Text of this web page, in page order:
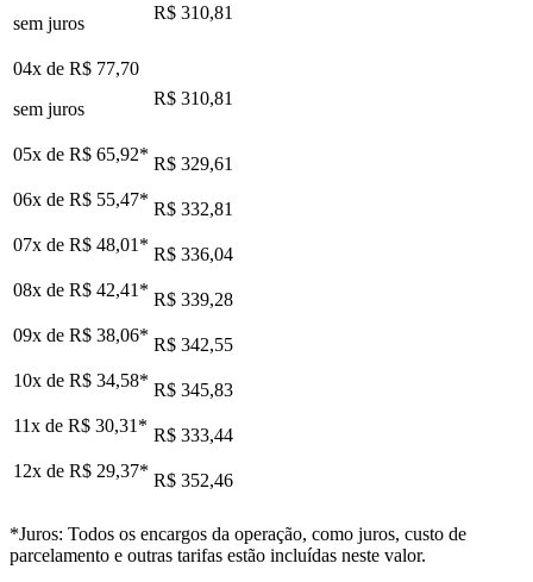
sem juros
R$ 310,81
04x de R$ 77,70
sem juros
R$ 310,81
05x de R$ 65,92* R$ 329,61
06x de R$ 55,47* R$ 332,81
07x de R$ 48,01 * R$ 336,04
08x de R$ 42,41 * R$ 339,28
09x de R$ 38,06* R$ 342,55
10x de R$ 34,58* R$ 345,83
11x de R$ 30,31 * R$ 333,44
12x de R$ 29,37* R$ 352,46
*Juros: Todos os encargos da operação, como juros, custo de
parcelamento e outras tarifas estão incluídas neste valor.